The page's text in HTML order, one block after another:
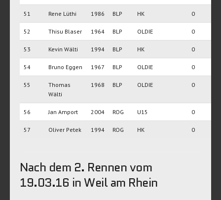
51 Rene Lüthi 1986 BLP HK 0
52 Thisu Blaser 1964 BLP OLDIE 0
53 Kevin Wälti 1994 BLP HK 0
54 Bruno Eggen 1967 BLP OLDIE 0
55
Thomas
Wälti
1968 BLP OLDIE 0
56 Jan Amport 2004 ROG U15 0
57 Oliver Petek 1994 ROG HK 0
Nach dem 2. Rennen vom
19.03.16 in Weil am Rhein